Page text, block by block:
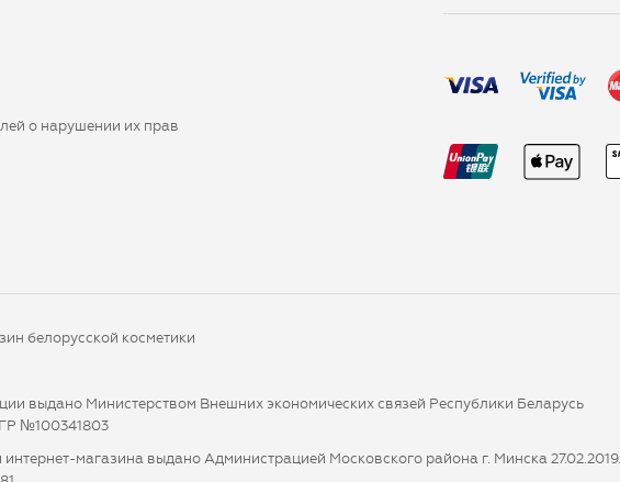
о нарушении их прав
белорусской косметики
выдано Министерством Внешних экономических связей Республики Беларусь
№100341803
интернет-магазина выдано Администрацией Московского района г. Минска 27.02.2019.